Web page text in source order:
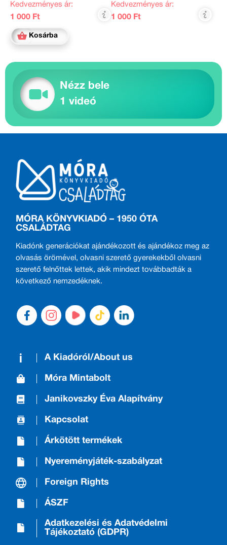
Kedvezményes ár:
1 000 Ft
Kosárba
Kedvezményes ár:
1 000 Ft
Nézz bele
1 videó
MÓRA KÖNYVKIADÓ – 1950 ÓTA
CSALÁDTAG
Kiadónk generációkat ajándékozott és ajándékoz meg az
olvasás örömével, olvasni szerető gyerekekből olvasni
szerető felnőttek lettek, akik mindezt továbbadták a
következő nemzedéknek.
A Kiadóról/About us
Móra Mintabolt
Janikovszky Éva Alapítvány
Kapcsolat
Árkötött termékek
Nyereményjáték-szabályzat
Foreign Rights
ÁSZF
Adatkezelési és Adatvédelmi
Tájékoztató (GDPR)